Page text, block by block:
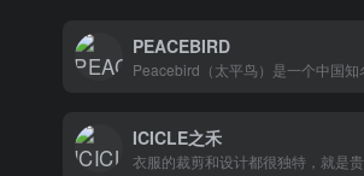
PEACEBIRD
ICICLE之禾
衣服的裁剪和设计都很独特，就是贵